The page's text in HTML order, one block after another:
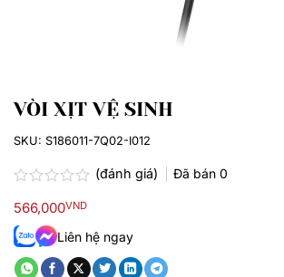
VÒI XỊT VỆ SINH
xếp
hạng
0.0
sao
(đánh giá) Đã bán 0
566,000VND
Liên hệ ngay
SKU: S186011-7Q02-I012